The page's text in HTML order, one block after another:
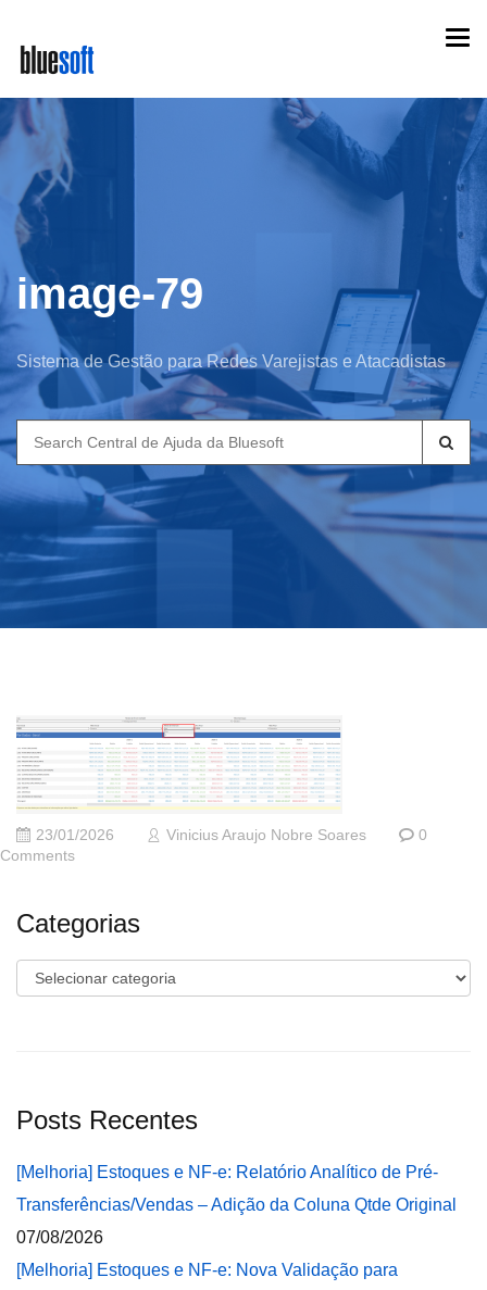
main
content
image-79
Sistema de Gestão para Redes Varejistas e Atacadistas
Search
for:
23/01/2026 Vinicius Araujo Nobre Soares
0
Comments
Categorias
Categorias
Posts Recentes
[Melhoria] Estoques e NF-e: Relatório Analítico de Pré-
Transferências/Vendas – Adição da Coluna Qtde Original
07/08/2026
[Melhoria] Estoques e NF-e: Nova Validação para